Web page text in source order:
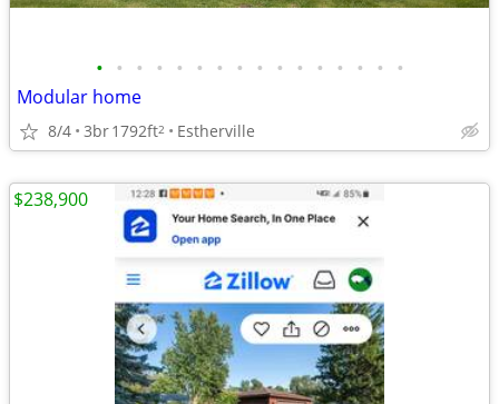
• • • • • • • • • • • • • • • •
Modular home
8/4 3br1792ft2 Estherville
$238,900